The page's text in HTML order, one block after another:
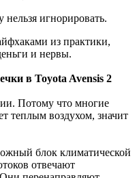
игнорировать.
из практики,
и нервы.
в Toyota Avensis 2
Потому что многие
теплым воздухом, значит
блок климатической
отвечают